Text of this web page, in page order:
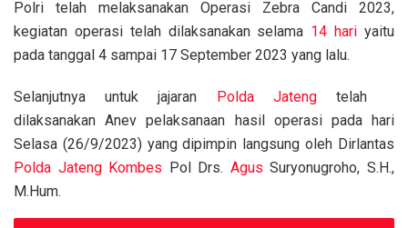
o
o
k
A
p
p
n
k
Polri telah melaksanakan Operasi Zebra Candi 2023,
kegiatan operasi telah dilaksanakan selama 14 hari yaitu
pada tanggal 4 sampai 17 September 2023 yang lalu.
Selanjutnya untuk jajaran Polda Jatengtelah
dilaksanakan Anev pelaksanaan hasil operasi pada hari
Selasa (26/9/2023) yang dipimpin langsung oleh Dirlantas
Polda Jateng Kombes Pol Drs. Agus Suryonugroho, S.H.,
M.Hum.